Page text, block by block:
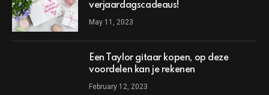
verjaardagscadeaus!
May 11, 2023
Een Taylor gitaar kopen, op deze
voordelen kan je rekenen
February 12, 2023